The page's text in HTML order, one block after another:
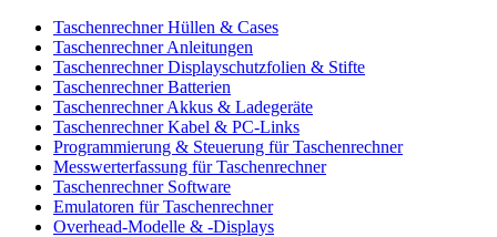
Taschenrechner Hüllen & Cases
Taschenrechner Anleitungen
Taschenrechner Displayschutzfolien & Stifte
Taschenrechner Batterien
Taschenrechner Akkus & Ladegeräte
Taschenrechner Kabel & PC-Links
Programmierung & Steuerung für Taschenrechner
Messwerterfassung für Taschenrechner
Taschenrechner Software
Emulatoren für Taschenrechner
Overhead-Modelle & -Displays